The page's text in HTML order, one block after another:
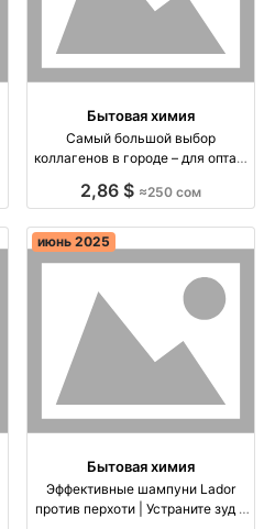
Бытовая химия
Самый большой выбор
коллагенов в городе – для опта и
розницу, быстрая доставка по
2,86 $ ≈250 сом
июнь 2025
Бытовая химия
Эффективные шампуни Lador
против перхоти | Устраните зуд и